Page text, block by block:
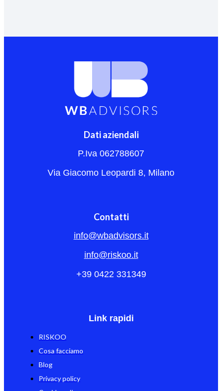
Dati aziendali
P.Iva 062788607
Via Giacomo Leopardi 8, Milano
Contatti
info@wbadvisors.it
info@riskoo.it
+39 0422 331349
Link rapidi
RISKOO
Cosa facciamo
Blog
Privacy policy